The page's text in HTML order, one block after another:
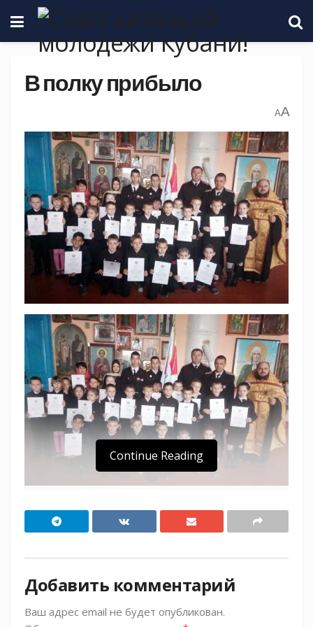
В полку прибыло
AA
В храме Дмитрия Солунского станицы
Мингрельской 63 первоклассника казачьей
Поддержать ребят в ответственный день
пришли атаман Мингрельского хуторского
Continue Reading
Добавить комментарий
Ваш адрес email не будет опубликован.